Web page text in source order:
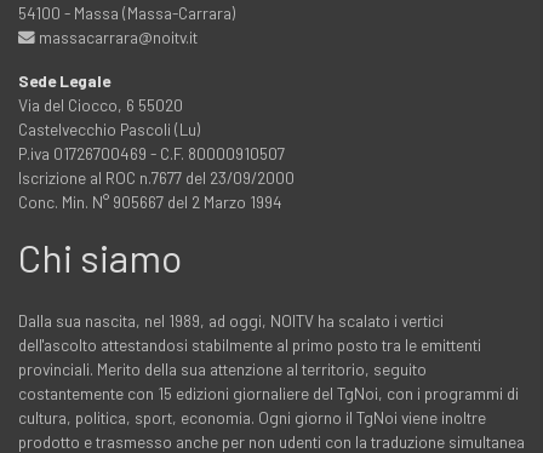
54100 - Massa (Massa-Carrara)
massacarrara@noitv.it
Sede Legale
Via del Ciocco, 6 55020
Castelvecchio Pascoli (Lu)
P.iva 01726700469 - C.F. 80000910507
Iscrizione al ROC n.7677 del 23/09/2000
Conc. Min. N° 905667 del 2 Marzo 1994
Chi siamo
Dalla sua nascita, nel 1989, ad oggi, NOITV ha scalato i vertici
dell'ascolto attestandosi stabilmente al primo posto tra le emittenti
provinciali. Merito della sua attenzione al territorio, seguito
costantemente con 15 edizioni giornaliere del TgNoi, con i programmi di
cultura, politica, sport, economia. Ogni giorno il TgNoi viene inoltre
prodotto e trasmesso anche per non udenti con la traduzione simultanea